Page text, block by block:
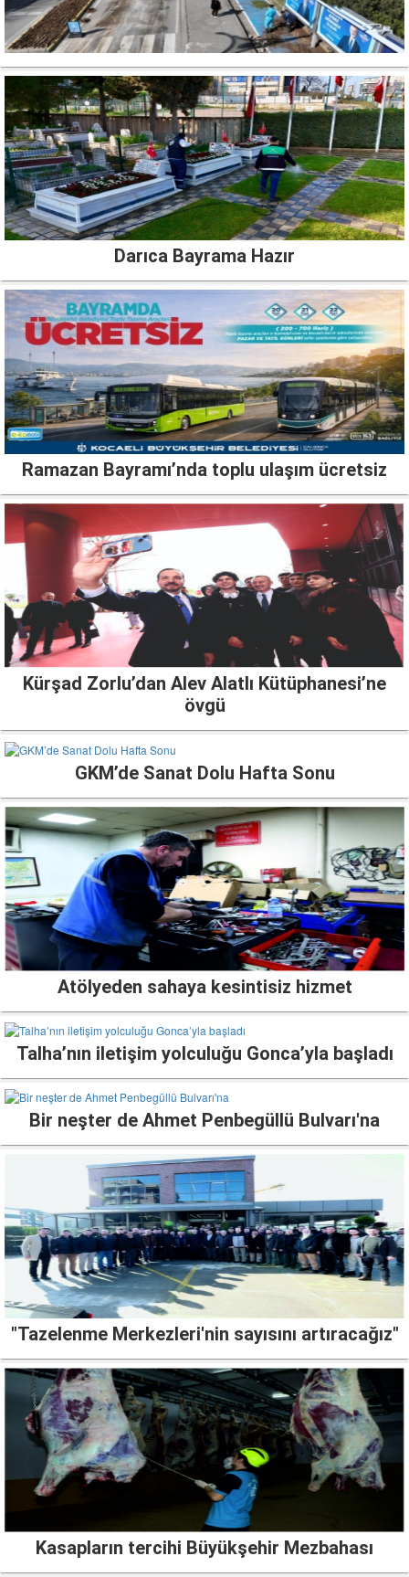
Darıca Bayrama Hazır
Ramazan Bayramı’nda toplu ulaşım ücretsiz
Kürşad Zorlu’dan Alev Alatlı Kütüphanesi’ne
övgü
GKM’de Sanat Dolu Hafta Sonu
Atölyeden sahaya kesintisiz hizmet
Talha’nın iletişim yolculuğu Gonca’yla başladı
Bir neşter de Ahmet Penbegüllü Bulvarı'na
"Tazelenme Merkezleri'nin sayısını artıracağız"
Kasapların tercihi Büyükşehir Mezbahası